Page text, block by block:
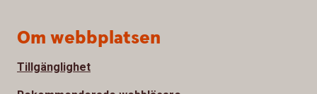
Om webbplatsen
Tillgänglighet